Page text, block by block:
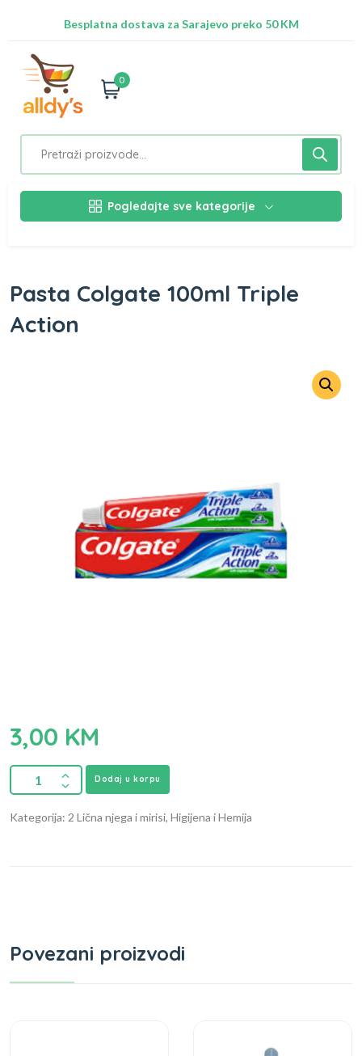
Nalazimo se na adresi Stupska 21b, Ilidža 71210
0
Pogledajte sve kategorije
Pasta Colgate 100ml Triple
Action
3,00 KM
Dodaj u korpu
Kategorija: 2 Lična njega i mirisi, Higijena i Hemija
Povezani proizvodi